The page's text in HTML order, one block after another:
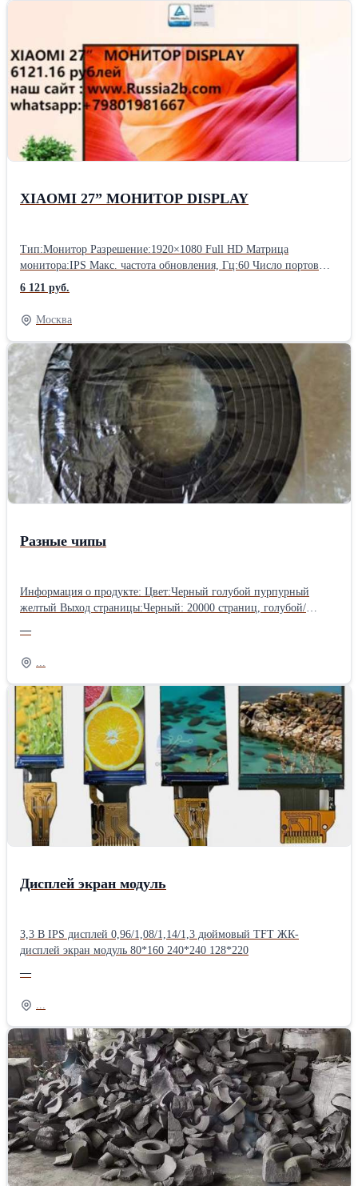
XIAOMI 27” МОНИТОР DISPLAY
Тип:Монитор Разрешение:1920×1080 Full HD Матрица
монитора:IPS Макс. частота обновления, Гц:60 Число портов
HDMI:1 Изогнутый экран:Нет Яркость, кд/м2:300 Соотношение
сторон:16:9 Разъёмы монитора：HDMI, VGA (D-SUB)
Конструктивные особенности：USB-хаб Мы занимаемся
оптовой продажей различных товаров и имеем свой сайт. Если
вы хотите узнать больше товара, добро пожаловать на наш сайт.
Если у вас есть какие-либо вопросы, вы можете добавить мой
WhatsApp, и я вам все объясню.Производитель: Xiaomi
6 121 руб.
Москва
Разные чипы
Информация о продукте: Цвет:Черный голубой пурпурный
желтый Выход страницы:Черный: 20000 страниц, голубой/
чипа:Тонер-чип Модель чипа:700i 700 Процент дефектов:Менее
0.1% Качество:Используйте стабильный и прочный IC;
Гарантия:100% возврат и замена, если проблема качества;
Модели станка:Для Xerox 700i 700 цифровой цветной пресс C75
J75 Упаковка:Нейтральная упаковка, массовая обычная упаковка
(рекомендация) или Улучшенная Индивидуальная упаковка;
—
Дисплей экран модуль
3,3 В IPS дисплей 0,96/1,08/1,14/1,3 дюймовый TFT ЖК-
дисплей экран модуль 80*160 240*240 128*220
—